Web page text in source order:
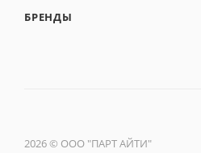
БРЕНДЫ
2026 © ООО "ПАРТ АЙТИ"